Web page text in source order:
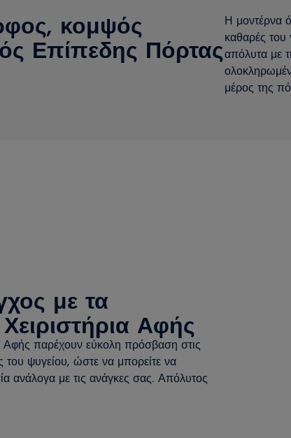
κομψός
Επίπεδης Πόρτας
Η μοντέρνα
καθαρές του
απόλυτα με
μέρος της
με τα
Αφής
Αφής παρέχουν εύκολη πρόσβαση στις
του ψυγείου, ώστε να μπορείτε να
ανάλογα με τις ανάγκες σας. Απόλυτος